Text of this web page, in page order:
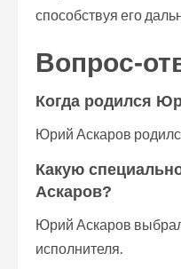
способствуя его
Вопрос-
Когда родился
Юрий Аскаров
Какую
Аскаров?
Юрий Аскаров
исполнителя.